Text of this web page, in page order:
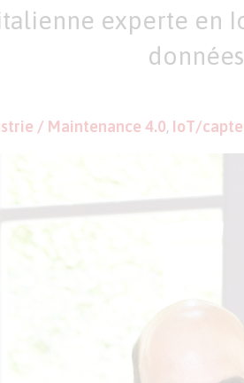
experte en
/ Maintenance 4.0, IoT/